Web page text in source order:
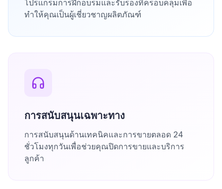
โปรแกรมการฝึกอบรมและรับรองที่ครอบคลุมเพื่อ
ทำให้คุณเป็นผู้เชี่ยวชาญผลิตภัณฑ์
การสนับสนุนเฉพาะทาง
การสนับสนุนด้านเทคนิคและการขายตลอด 24
ชั่วโมงทุกวันเพื่อช่วยคุณปิดการขายและบริการ
ลูกค้า